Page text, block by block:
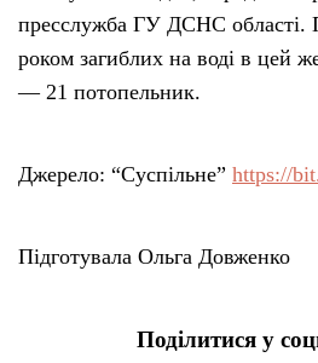
пресслужба ГУ ДСНС області.
роком загиблих на воді в цей
— 21 потопельник.
Джерело: “Суспільне” https://
Підготувала Ольга Довженко
Поділитися у